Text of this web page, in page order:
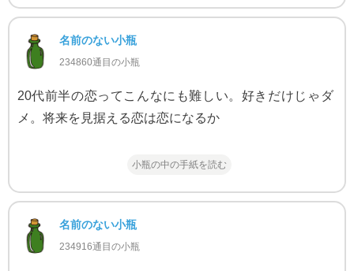
名前のない小瓶
234860通目の小瓶
20代前半の恋ってこんなにも難しい。好きだけじゃダ
メ。将来を見据える恋は恋になるか
小瓶の中の手紙を読む
名前のない小瓶
234916通目の小瓶